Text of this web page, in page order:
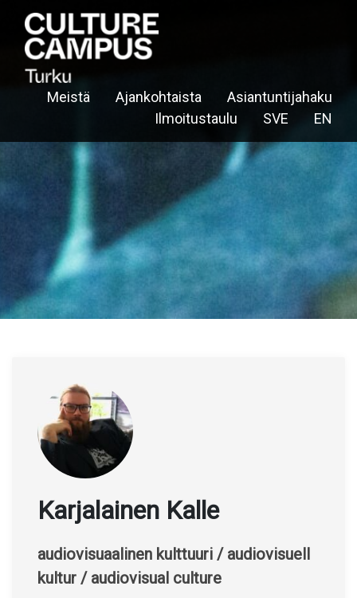
Meistä Ajankohtaista
Asiantuntijahaku
Ilmoitustaulu
SVE EN
Karjalainen Kalle
audiovisuaalinen kulttuuri / audiovisuell
kultur / audiovisual culture